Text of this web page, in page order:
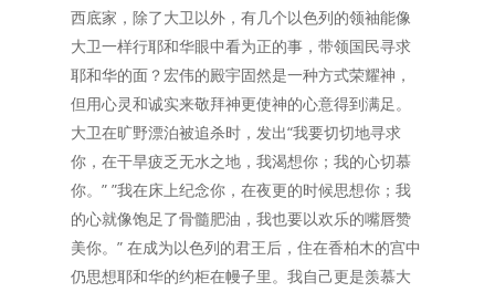
西底家，除了大卫以外，有几个以色列的领袖能像
大卫一样行耶和华眼中看为正的事，带领国民寻求
耶和华的面？宏伟的殿宇固然是一种方式荣耀神，
但用心灵和诚实来敬拜神更使神的心意得到满足。
大卫在旷野漂泊被追杀时，发出“我要切切地寻求
你，在干旱疲乏无水之地，我渴想你；我的心切慕
你。” ”我在床上纪念你，在夜更的时候思想你；我
的心就像饱足了骨髓肥油，我也要以欢乐的嘴唇赞
美你。” 在成为以色列的君王后，住在香柏木的宫中
仍思想耶和华的约柜在幔子里。我自己更是羡慕大